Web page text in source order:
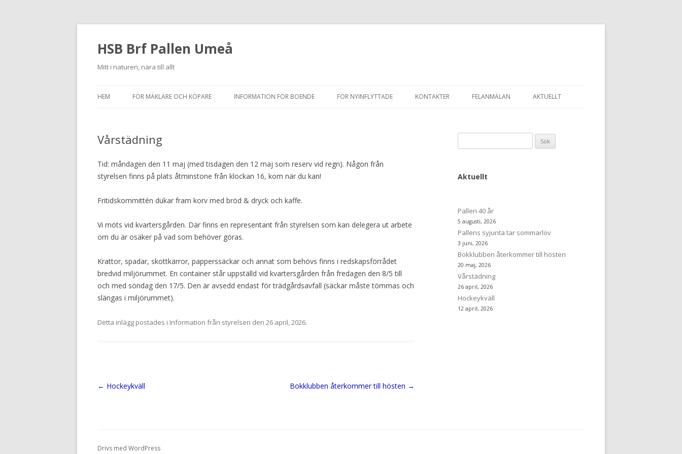
HSB Brf Pallen Umeå
Mitt i naturen, nära till allt
till
HEM FÖR MÄKLARE OCH KÖPARE INFORMATION FÖR BOENDE FÖR NYINFLYTTADE KONTAKTER FELANMÄLAN AKTUELLT
Vårstädning
Tid: måndagen den 11 maj (med tisdagen den 12 maj som reserv vid regn). Någon från
styrelsen finns på plats åtminstone från klockan 16, kom när du kan!
Fritidskommittén dukar fram korv med bröd & dryck och kaffe.
Vi möts vid kvartersgården. Där finns en representant från styrelsen som kan delegera ut arbete
om du är osäker på vad som behöver göras.
Krattor, spadar, skottkärror, papperssäckar och annat som behövs finns i redskapsförrådet
bredvid miljörummet. En container står uppställd vid kvartersgården från fredagen den 8/5 till
och med söndag den 17/5. Den är avsedd endast för trädgårdsavfall (säckar måste tömmas och
slängas i miljörummet).
Detta inlägg postades i Information från styrelsen den 26 april, 2026.
Inläggsnavigering
← Hockeykväll Bokklubben återkommer till hösten →
efter:
Aktuellt
Pallen 40 år
5 augusti, 2026
Pallens syjunta tar sommarlov
3 juni, 2026
Bokklubben återkommer till hösten
20 maj, 2026
Vårstädning
26 april, 2026
Hockeykväll
12 april, 2026
Drivs med WordPress